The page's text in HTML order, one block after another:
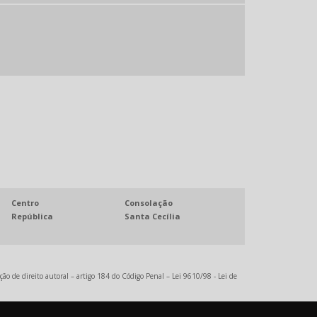
Centro
Consolação
República
Santa Cecília
de direito autoral – artigo 184 do Código Penal – Lei 9610/98 - Lei de